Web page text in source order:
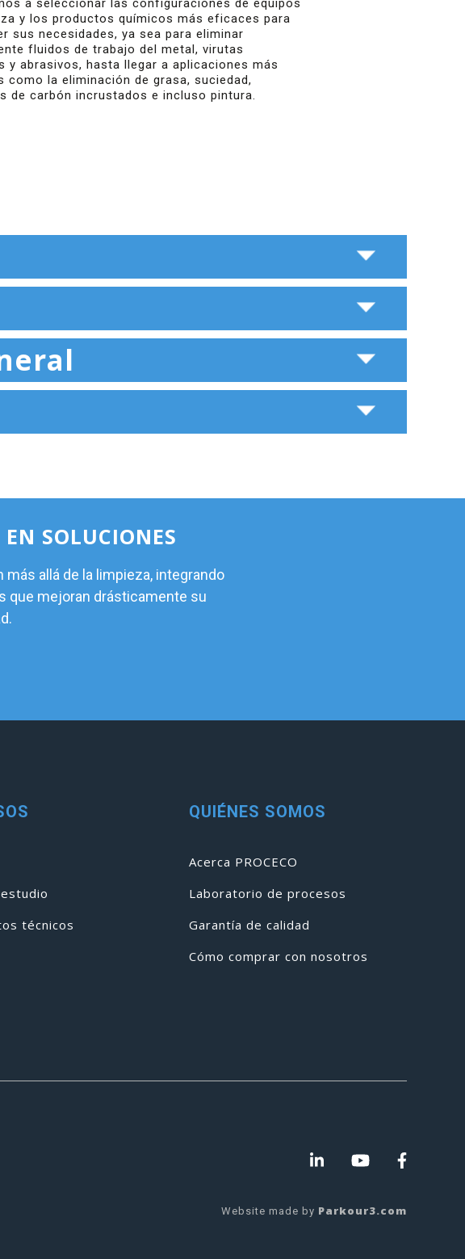
a seleccionar las configuraciones de equipos
y los productos químicos más eficaces para
sus necesidades, ya sea para eliminar
fluidos de trabajo del metal, virutas
y abrasivos, hasta llegar a aplicaciones más
como la eliminación de grasa, suciedad,
de carbón incrustados e incluso pintura.
SOLUCIONES
allá de la limpieza, integrando
que mejoran drásticamente su
técnicos
QUIÉNES SOMOS
Acerca PROCECO
Laboratorio de procesos
Garantía de calidad
Cómo comprar con nosotros
Website made by Parkour3.com